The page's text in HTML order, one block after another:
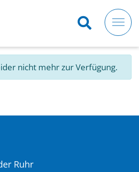
nicht mehr zur Verfügung.
Ruhr